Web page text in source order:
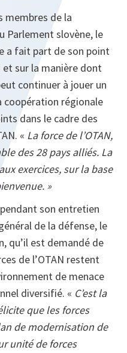
membres de la
Parlement slovène, le
a fait part de son point
et sur la manière dont
continuer à jouer un
régionale
dans le cadre des
« La force de l’OTAN,
des 28 pays alliés. La
exercices, sur la base
»
son entretien
de la défense, le
qu’il est demandé de
de l’OTAN restent
de menace
diversifié. « C’est la
que les forces
de modernisation de
unité de forces